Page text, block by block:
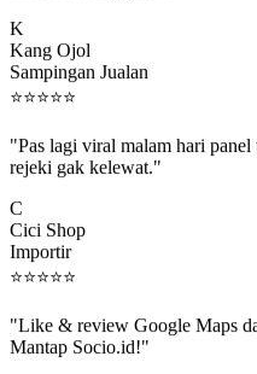
Kang Ojol
Sampingan Jualan
⭐⭐⭐⭐⭐
rejeki gak kelewat."
Cici Shop
Importir
⭐⭐⭐⭐⭐
Mantap Socio.id!"